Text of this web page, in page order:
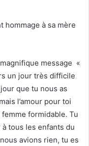
message «
un jour très difficile
que tu nous as
l’amour pour toi
formidable. Tu
tous les enfants du
avions rien, tu es